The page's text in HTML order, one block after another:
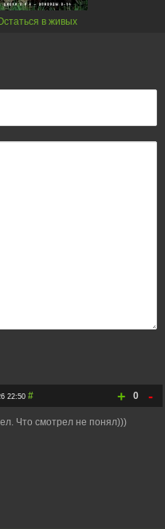
в живых
+ 0 -
22:50 #
Что смотрел не понял)))